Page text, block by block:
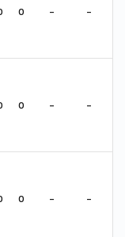
0 - -
0 - -
0 - -